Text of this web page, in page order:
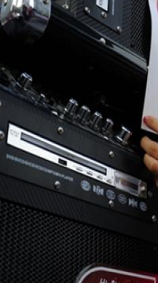
者宋牧奇
猫